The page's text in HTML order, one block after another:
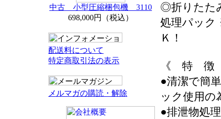
中古 小型圧縮梱包機 3110
698,000円（税込）
配送料について
特定商取引法の表示
メルマガの購読・解除
◎折りたた
処理パック
Ｋ！
《 特 徴
●清潔で簡
ック使用の
●排泄物処